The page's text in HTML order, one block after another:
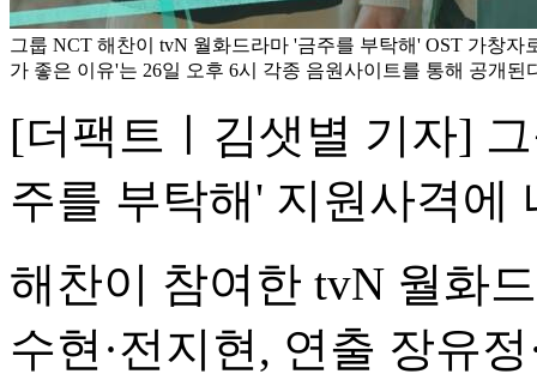
그룹 NCT 해찬이 tvN 월화드라마 '금주를 부탁해' OST 가창자
가 좋은 이유'는 26일 오후 6시 각종 음원사이트를 통해 공개된
[더팩트ㅣ김샛별 기자]
주를 부탁해' 지원사격에
해찬이 참여한 tvN 월화
수현·전지현, 연출 장유